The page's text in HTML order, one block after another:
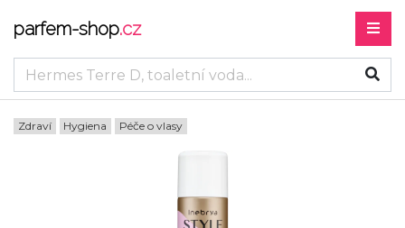
parfem-shop.cz
Zdraví Hygiena Péče o vlasy